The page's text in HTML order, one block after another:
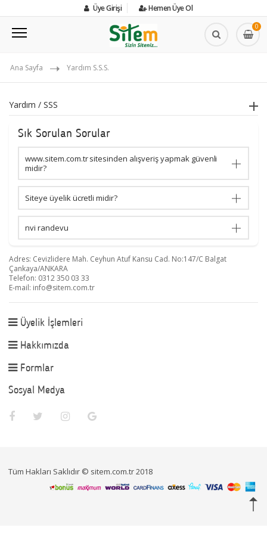
Üye Girişi Hemen Üye Ol
0
Ana Sayfa Yardım S.S.S.
Yardım / SSS
Sık Sorulan Sorular
www.sitem.com.tr sitesinden alışveriş yapmak güvenli
midir?
Siteye üyelik ücretli midir?
nvi randevu
Adres: Cevizlidere Mah. Ceyhun Atuf Kansu Cad. No:147/C Balgat
Çankaya/ANKARA
Telefon: 0312 350 03 33
E-mail: info@sitem.com.tr
Üyelik İşlemleri
Hakkımızda
Formlar
Sosyal Medya
Tüm Hakları Saklıdır © sitem.com.tr 2018